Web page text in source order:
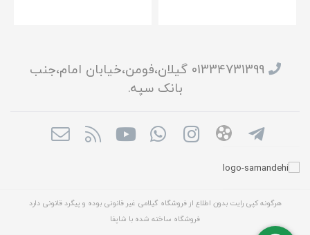
01334731399 گیلان،فومن،خیابان امام،جنب
بانک سپه.
هرگونه کپی رایت بدون اطلاع از فروشگاه گیلامی غیر قانونی بوده و پیگرد قانونی دارد
فروشگاه ساخته شده با شاپفا